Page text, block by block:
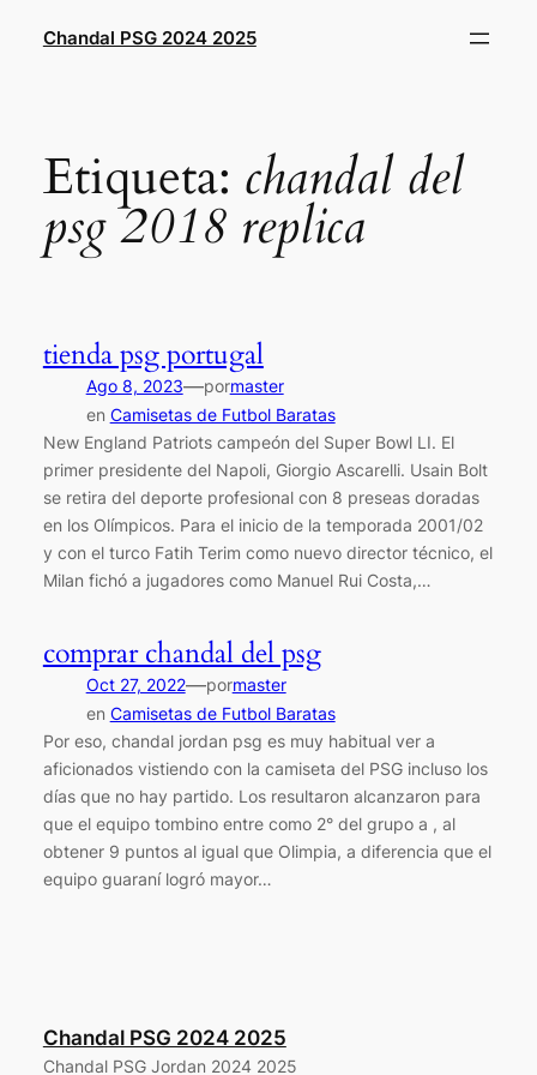
Chandal PSG 2024 2025
Etiqueta: chandal del
psg 2018 replica
tienda psg portugal
Ago 8, 2023—pormaster
en Camisetas de Futbol Baratas
New England Patriots campeón del Super Bowl LI. El
primer presidente del Napoli, Giorgio Ascarelli. Usain Bolt
se retira del deporte profesional con 8 preseas doradas
en los Olímpicos. Para el inicio de la temporada 2001/02
y con el turco Fatih Terim como nuevo director técnico, el
Milan fichó a jugadores como Manuel Rui Costa,…
comprar chandal del psg
Oct 27, 2022—pormaster
en Camisetas de Futbol Baratas
Por eso, chandal jordan psg es muy habitual ver a
aficionados vistiendo con la camiseta del PSG incluso los
días que no hay partido. Los resultaron alcanzaron para
que el equipo tombino entre como 2° del grupo a , al
obtener 9 puntos al igual que Olimpia, a diferencia que el
equipo guaraní logró mayor…
Chandal PSG 2024 2025
Chandal PSG Jordan 2024 2025